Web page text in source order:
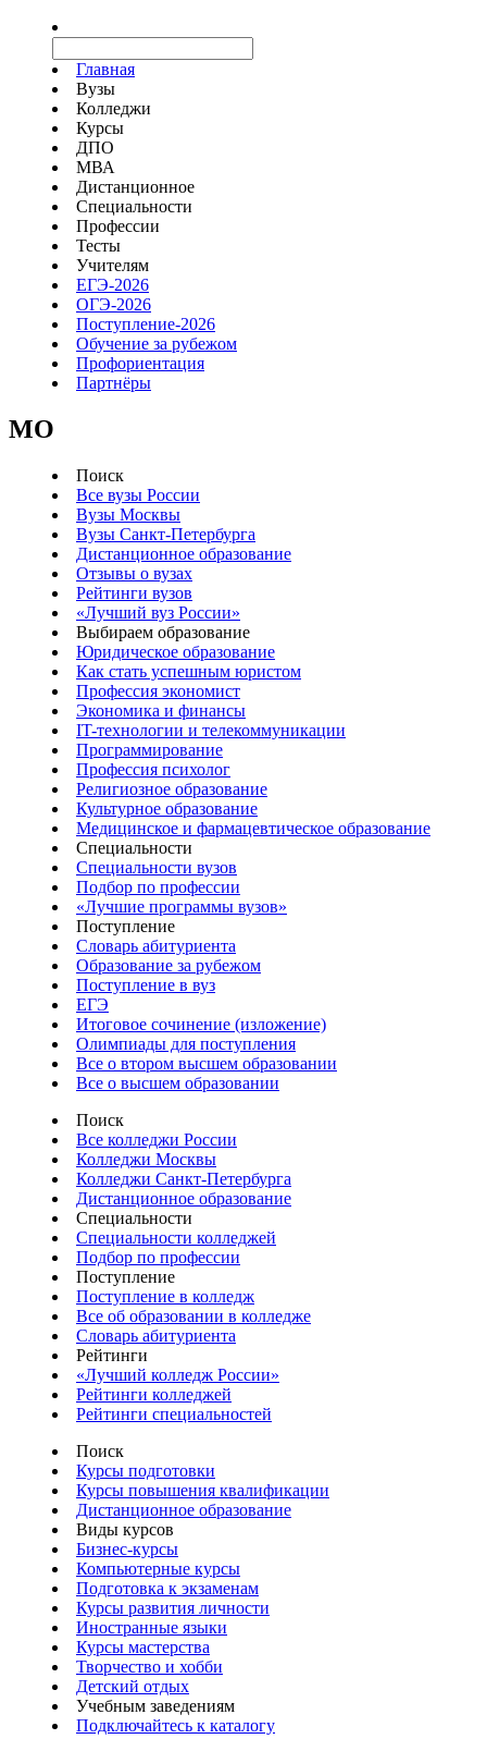
Главная
Вузы
Колледжи
Курсы
ДПО
МВА
Дистанционное
Специальности
Профессии
Тесты
Учителям
ЕГЭ-2026
ОГЭ-2026
Поступление-2026
Обучение за рубежом
Профориентация
Партнёры
MO
Поиск
Все вузы России
Вузы Москвы
Вузы Санкт-Петербурга
Дистанционное образование
Отзывы о вузах
Рейтинги вузов
«Лучший вуз России»
Выбираем образование
Юридическое образование
Как стать успешным юристом
Профессия экономист
Экономика и финансы
IT-технологии и телекоммуникации
Программирование
Профессия психолог
Религиозное образование
Культурное образование
Медицинское и фармацевтическое образование
Специальности
Специальности вузов
Подбор по профессии
«Лучшие программы вузов»
Поступление
Словарь абитуриента
Образование за рубежом
Поступление в вуз
ЕГЭ
Итоговое сочинение (изложение)
Олимпиады для поступления
Все о втором высшем образовании
Все о высшем образовании
Поиск
Все колледжи России
Колледжи Москвы
Колледжи Санкт-Петербурга
Дистанционное образование
Специальности
Специальности колледжей
Подбор по профессии
Поступление
Поступление в колледж
Все об образовании в колледже
Словарь абитуриента
Рейтинги
«Лучший колледж России»
Рейтинги колледжей
Рейтинги специальностей
Поиск
Курсы подготовки
Курсы повышения квалификации
Дистанционное образование
Виды курсов
Бизнес-курсы
Компьютерные курсы
Подготовка к экзаменам
Курсы развития личности
Иностранные языки
Курсы мастерства
Творчество и хобби
Детский отдых
Учебным заведениям
Подключайтесь к каталогу